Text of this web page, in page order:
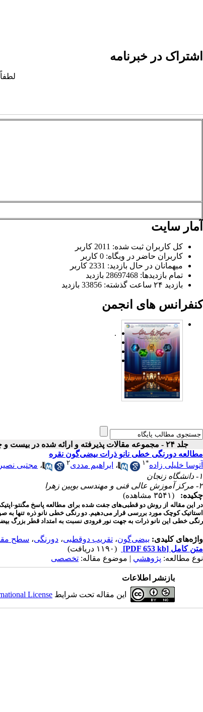
اشتراک در خبرنامه
آمار سایت
کل کاربران ثبت شده: 2011 کاربر
کاربران حاضر در وبگاه: 0 کاربر
میهمانان در حال بازدید: 2331 کاربر
تمام بازدید‌ها: 28697468 بازدید
بازدید ۲۴ ساعت گذشته: 33856 بازدید
کنفرانس های انجمن
.
جلد ۲۴ - مجموعه مقالات پذیرفته و ارائه شده در بیست و چهارمین کنفرانس اپتیک و فوتونیک ایران
مطالعه دورنگی خطی نانو ذرات بیضی‌گون نقره
آتوسا خلیلی زاده*۱ ، ابراهیم مددی۲ ، مجتبی
۱- دانشگاه زنجان
۲- مرکز آموزش عالی فنی و مهندسی بویین زهرا
چکیده:
(۳۵۴۱ مشاهده)
در این مقاله از روش دو قطبی‌های جفت شده برای مطالعه پاسخ مگنتو-
استاتیک کوچک مورد بررسی قرار می‌دهیم. دو رنگی خطی نانو ذره تنها به
رنگی خطی این نانو ذرات به جهت نور فرودی نسبت به امتداد قطر
واژه‌های کلیدی: بیضی‌گون، تقریب دوقطبی، دورنگی، سطح
متن کامل [PDF 653 kb]
(۱۱۹۰ دریافت)
نوع مطالعه: پژوهشي | موضوع مقاله: تخصصی
بازنشر اطلاعات
این مقاله تحت شرایط License